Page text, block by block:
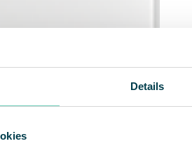
Details